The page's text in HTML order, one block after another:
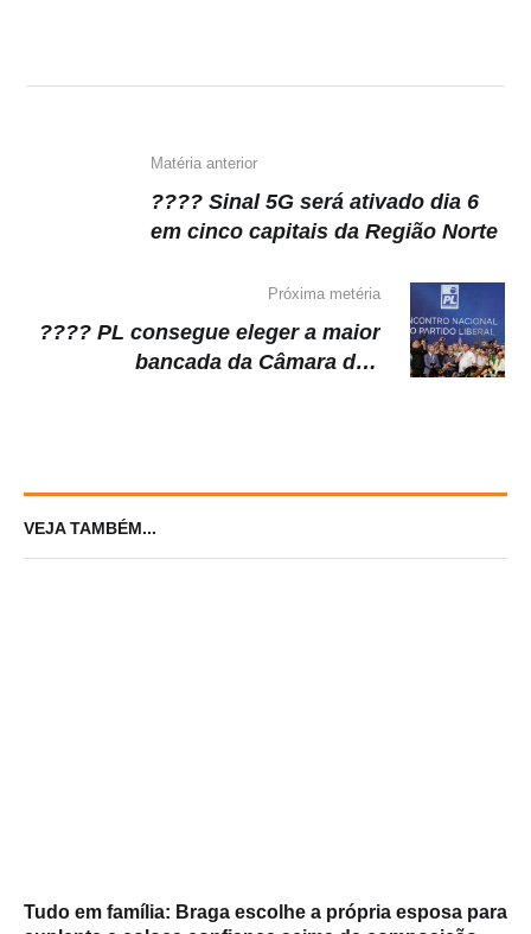
Matéria anterior
???? Sinal 5G será ativado dia 6
em cinco capitais da Região Norte
Próxima metéria
???? PL consegue eleger a maior
bancada da Câmara dos
VEJA TAMBÉM...
Tudo em família: Braga escolhe a própria esposa para